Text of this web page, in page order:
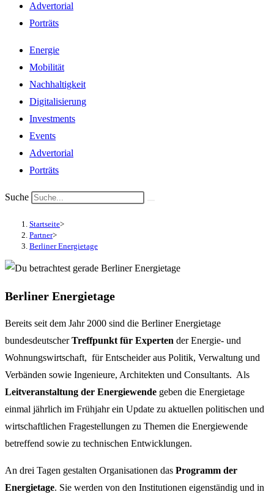
Advertorial
Porträts
Energie
Mobilität
Nachhaltigkeit
Digitalisierung
Investments
Events
Advertorial
Porträts
Suche
Startseite>
Partner>
Berliner Energietage
Berliner Energietage
Bereits seit dem Jahr 2000 sind die Berliner Energietage
bundesdeutscherTreffpunkt für Experten der Energie- und
Wohnungswirtschaft, für Entscheider aus Politik, Verwaltung und
Verbänden sowie Ingenieure, Architekten und Consultants. Als
Leitveranstaltung der Energiewende geben die Energietage
einmal jährlich im Frühjahr ein Update zu aktuellen politischen und
wirtschaftlichen Fragestellungen zu Themen die Energiewende
betreffend sowie zu technischen Entwicklungen.
An drei Tagen gestalten Organisationen das Programm der
Energietage. Sie werden von den Institutionen eigenständig und in